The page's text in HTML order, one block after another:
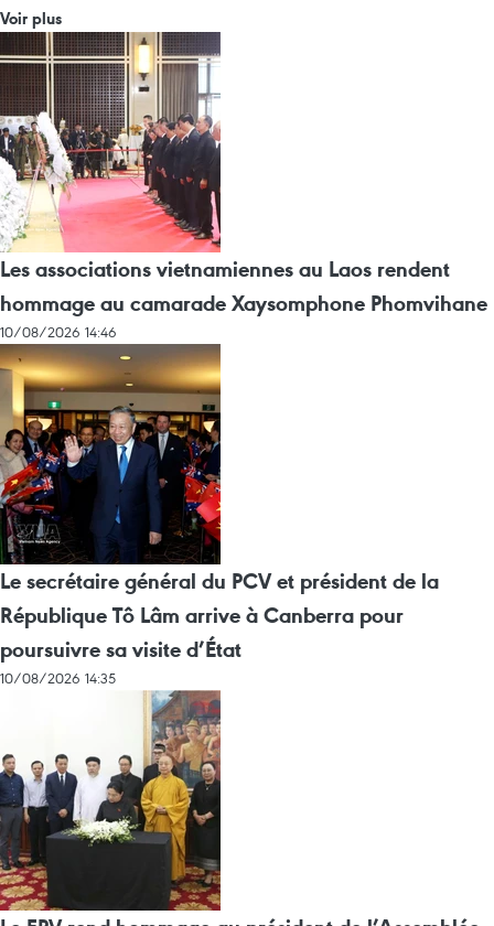
Voir plus
Les associations vietnamiennes au Laos rendent
hommage au camarade Xaysomphone Phomvihane
10/08/2026 14:46
Le secrétaire général du PCV et président de la
République Tô Lâm arrive à Canberra pour
poursuivre sa visite d’État
10/08/2026 14:35